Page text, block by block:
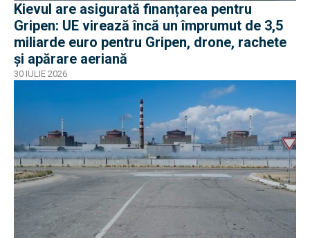
Kievul are asigurată finanțarea pentru
Gripen: UE virează încă un împrumut de 3,5
miliarde euro pentru Gripen, drone, rachete
și apărare aeriană
30 IULIE 2026